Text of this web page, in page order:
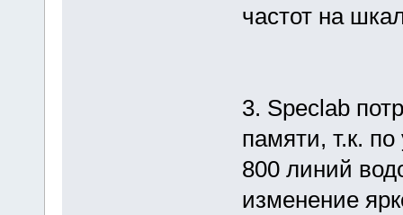
частот на
3. Speclab
памяти, т.к.
800 линий
изменение